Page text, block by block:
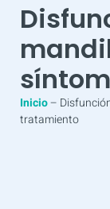
Inicio–
tratamiento